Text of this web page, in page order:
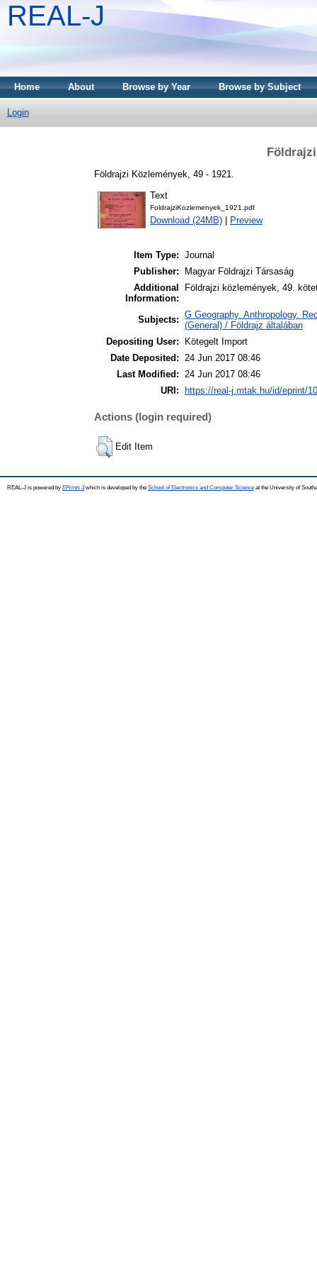
REAL-J
Home About Browse by Year Browse by Subject
Login
Földrajzi Közlemények, 49 - 1921.
Text
FoldrajziKozlemenyek_1921.pdf
Download (24MB) Preview
Item Type: Journal
Publisher:
Magyar Földrajzi Társaság
Additional
Information:
Földrajzi közlemények, 49.
Subjects: G Geography. Anthropology.
(General) / Földrajz általában
Depositing User:
Kötegelt Import
Date Deposited: 24 Jun 2017 08:46
Last Modified: 24 Jun 2017 08:46
URI:
https://real-j.mtak.hu/id/eprint/
Actions (login required)
Edit Item
REAL-J is powered by EPrints 3which is developed by the School of Electronics and Computer Science at the University of